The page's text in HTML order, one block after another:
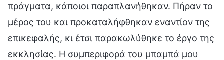
πράγματα, κάποιοι παραπλανήθηκαν. Πήραν το
μέρος του και προκαταλήφθηκαν εναντίον της
επικεφαλής, κι έτσι παρακωλύθηκε το έργο της
εκκλησίας. Η συμπεριφορά του μπαμπά μου